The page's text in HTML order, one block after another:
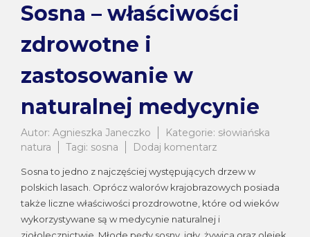
Sosna – właściwości
zdrowotne i
zastosowanie w
naturalnej medycynie
Autor: Agnieszka Janeczko Kategorie: słowiańska
natura
Tagi: sosna Dodaj komentarz
–
właściwości
zdrowotne
zastosowanie
Sosna to jedno z najczęściej występujących drzew w
polskich lasach. Oprócz walorów krajobrazowych posiada
także liczne właściwości prozdrowotne, które od wieków
wykorzystywane są w medycynie naturalnej i